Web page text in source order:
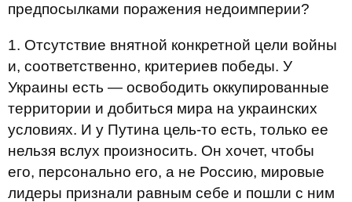
предпосылками поражения недоимперии?
1. Отсутствие внятной конкретной цели войны
и, соответственно, критериев победы. У
Украины есть — освободить оккупированные
территории и добиться мира на украинских
условиях. И у Путина цель-то есть, только ее
нельзя вслух произносить. Он хочет, чтобы
его, персонально его, а не Россию, мировые
лидеры признали равным себе и пошли с ним